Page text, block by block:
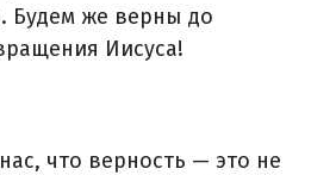
Будем же верны до
Иисуса!
что верность — это не